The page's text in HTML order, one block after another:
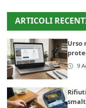
ARTICOLI
Urso
9